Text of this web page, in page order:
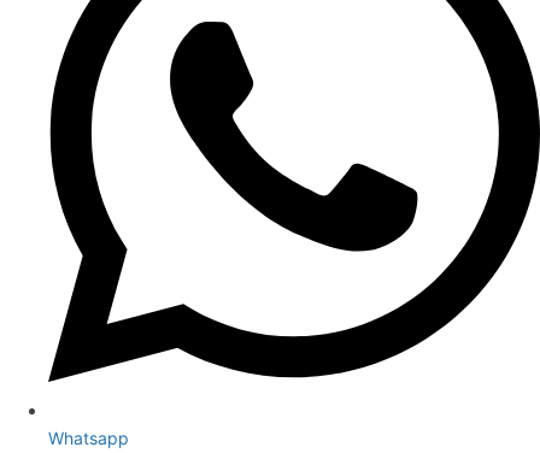
Whatsapp